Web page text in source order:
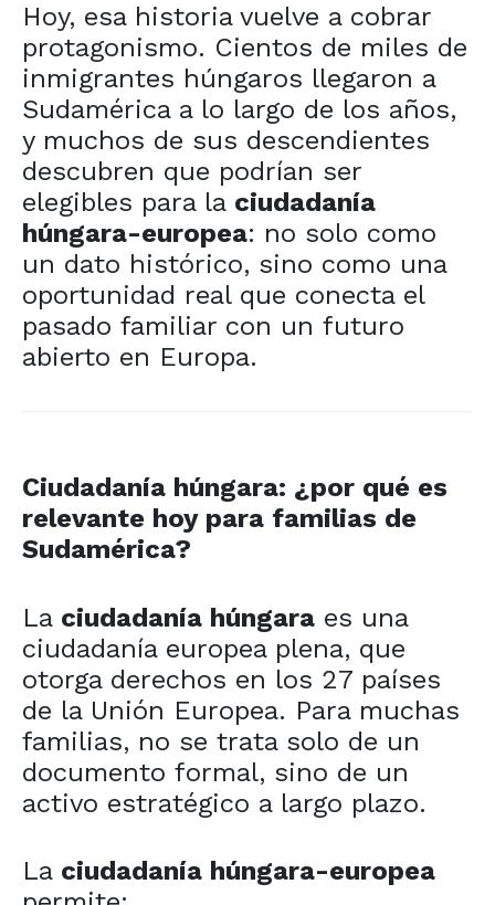
Hoy, esa historia vuelve a cobrar
protagonismo. Cientos de miles de
inmigrantes húngaros llegaron a
Sudamérica a lo largo de los años,
y muchos de sus descendientes
descubren que podrían ser
elegibles para la ciudadanía
húngara-europea: no solo como
un dato histórico, sino como una
oportunidad real que conecta el
pasado familiar con un futuro
abierto en Europa.
Ciudadanía húngara: ¿por qué es
relevante hoy para familias de
Sudamérica?
La ciudadanía húngara es una
ciudadanía europea plena, que
otorga derechos en los 27 países
de la Unión Europea. Para muchas
familias, no se trata solo de un
documento formal, sino de un
activo estratégico a largo plazo.
La ciudadanía húngara-europea